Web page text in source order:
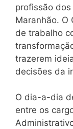
profissão
Maranhão. O
de trabalho
trazerem
decisões da
O dia-a-dia
entre os